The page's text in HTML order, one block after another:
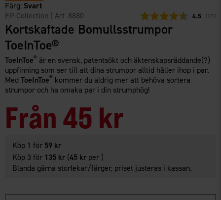
Färg: Svart
EP-Collection
| Art 8880 Snittbetyg:
4.5 177
Kortskaftade Bomullsstrumpor
ToeInToe®
ToeInToe® är en svensk, patentsökt och äktenskapsräddande(?)
uppfinning som ser till att dina strumpor alltid håller ihop i par.
MedToeInToe® kommer du aldrig mer att behöva sortera
strumpor och ha omaka par i din strumphög!
Från 45 kr
Köp 1 för 59 kr
Köp 3 för 135 kr (45 kr per )
Blanda gärna storlekar/färger, priset justeras i kassan.